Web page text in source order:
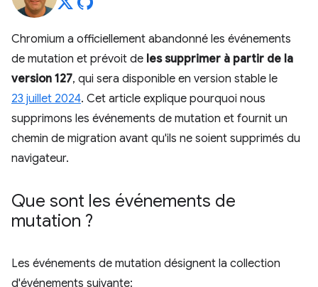
Chromium a officiellement abandonné les événements
de mutation et prévoit de les supprimer à partir de la
version 127, qui sera disponible en version stable le
23 juillet 2024. Cet article explique pourquoi nous
supprimons les événements de mutation et fournit un
chemin de migration avant qu'ils ne soient supprimés du
navigateur.
Que sont les événements de
mutation ?
Les événements de mutation désignent la collection
d'événements suivante: